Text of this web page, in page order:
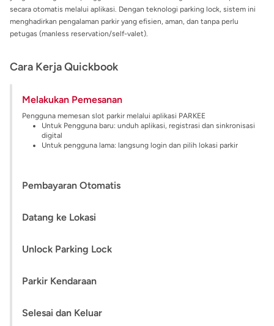
secara otomatis melalui aplikasi. Dengan teknologi parking lock, sistem ini
menghadirkan pengalaman parkir yang efisien, aman, dan tanpa perlu
petugas (manless reservation/self-valet).
Cara Kerja Quickbook
Melakukan Pemesanan
Pengguna memesan slot parkir melalui aplikasi PARKEE
Untuk Pengguna baru: unduh aplikasi, registrasi dan sinkronisasi
digital
Untuk pengguna lama: langsung login dan pilih lokasi parkir
Pembayaran Otomatis
Datang ke Lokasi
Unlock Parking Lock
Parkir Kendaraan
Selesai dan Keluar